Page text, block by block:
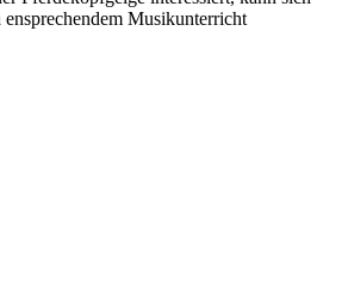
ensprechendem Musikunterricht